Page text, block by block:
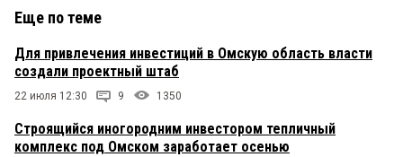
Еще по теме
Для привлечения инвестиций в Омскую область власти
создали проектный штаб
22 июля 12:30 9 1350
Строящийся иногородним инвестором тепличный
комплекс под Омском заработает осенью